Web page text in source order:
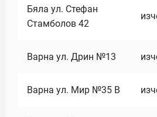
Бяла ул. Стефан
Стамболов 42
Варна ул. Дрин №13
Варна ул. Мир №35 В